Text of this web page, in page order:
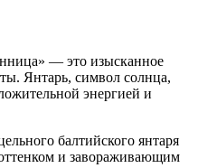
— это изысканное
Янтарь, символ солнца,
энергией и
балтийского янтаря
и завораживающим